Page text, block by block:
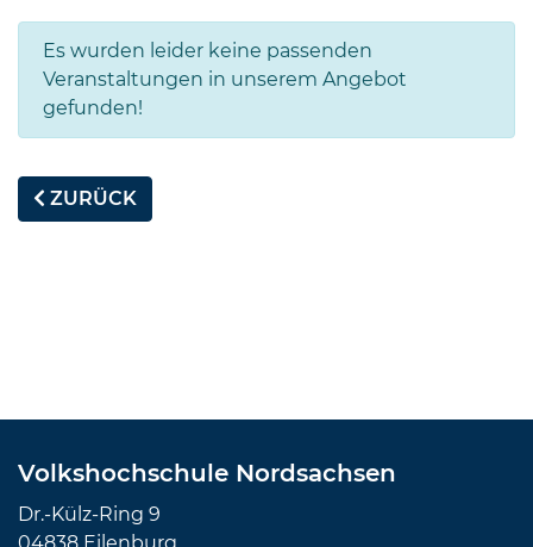
Es wurden leider keine passenden
Veranstaltungen in unserem Angebot
gefunden!
ZURÜCK
Volkshochschule Nordsachsen
Dr.-Külz-Ring 9